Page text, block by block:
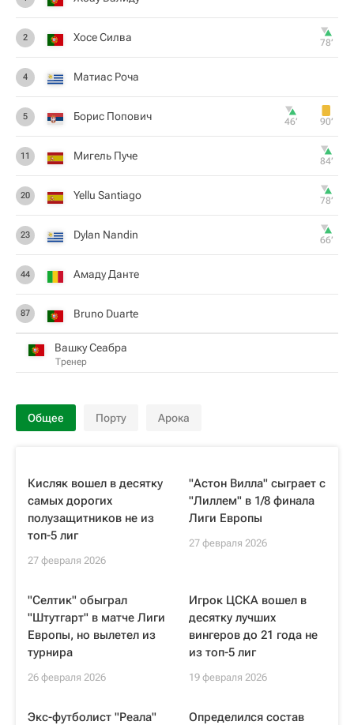
2 Хосе Силва 78‎’‎
4 Матиас Роча
5 Борис Попович 46‎’‎ 90‎’‎
11 Мигель Пуче 84‎’‎
20 Yellu Santiago 78‎’‎
23 Dylan Nandin 66‎’‎
44 Амаду Данте
87 Bruno Duarte
Вашку Сеабра
Тренер
Общее Порту Арока
Кисляк вошел в десятку
самых дорогих
полузащитников не из
топ-5 лиг
27 февраля 2026
"Астон Вилла" сыграет с
"Лиллем" в 1/8 финала
Лиги Европы
27 февраля 2026
"Селтик" обыграл
"Штутгарт" в матче Лиги
Европы, но вылетел из
турнира
26 февраля 2026
Игрок ЦСКА вошел в
десятку лучших
вингеров до 21 года не
из топ-5 лиг
19 февраля 2026
Экс-футболист "Реала"
Определился состав